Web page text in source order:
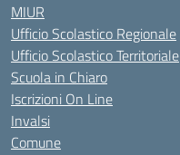
MIUR
Ufficio Scolastico Regionale
Ufficio Scolastico Territoriale
Scuola in Chiaro
Iscrizioni On Line
Invalsi
Comune